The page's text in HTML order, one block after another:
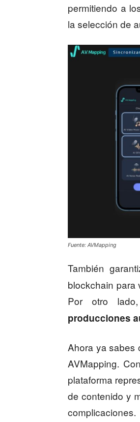
permitiendo a
la selección de
Fuente: AVMapping
También
blockchain para
Por otro
producciones
Ahora ya sabes
AVMapping.
plataforma
de contenido y
complicaciones.